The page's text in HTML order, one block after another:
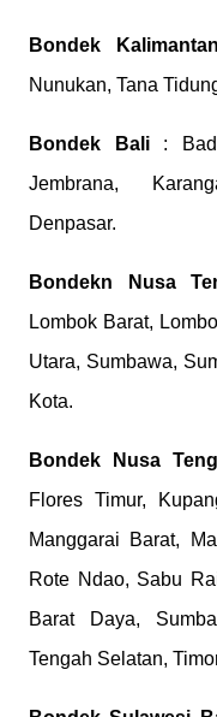
Bondek
Nunukan, Tana
Bondek Bali:
Jembrana,
Denpasar.
Bondekn Nusa
Lombok Barat,
Utara, Sumbawa,
Kota.
Bondek Nusa
Flores Timur,
Manggarai Barat,
Rote Ndao, Sabu
Barat Daya,
Tengah Selatan,